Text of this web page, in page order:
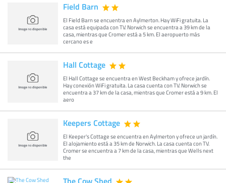
Field Barn
El Field Barn se encuentra en Aylmerton. Hay WiFi gratuita. La
casa está equipada con TV. Norwich se encuentra a 39 km de la
casa, mientras que Cromer está a 5 km. El aeropuerto más
cercano es e
Hall Cottage
El Hall Cottage se encuentra en West Beckham y ofrece jardín.
Hay conexión WiFi gratuita. La casa cuenta con TV. Norwich se
encuentra a 37 km de la casa, mientras que Cromer está a 9 km. El
aero
Keepers Cottage
El Keeper's Cottage se encuentra en Aylmerton y ofrece un jardín.
El alojamiento está a 35 km de Norwich. La casa cuenta con TV.
Cromer se encuentra a 7 km de la casa, mientras que Wells next
the